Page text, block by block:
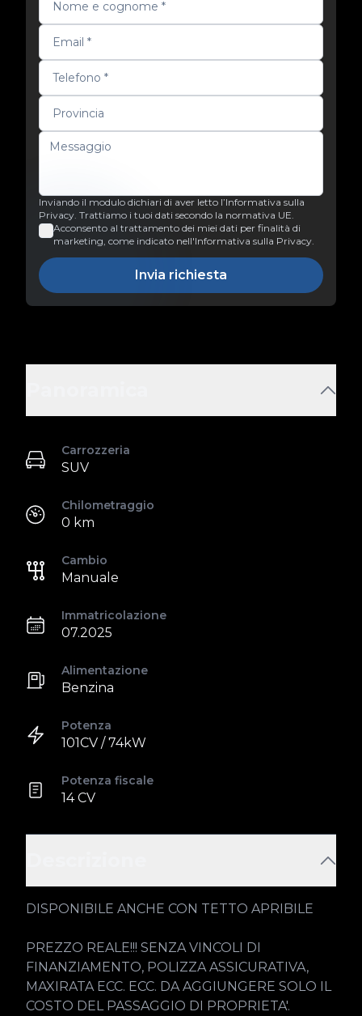
Inviando il modulo dichiari di aver letto l’Informativa sulla
Privacy. Trattiamo i tuoi dati secondo la normativa UE.
Acconsento al trattamento dei miei dati per finalità di
marketing, come indicato nell'Informativa sulla Privacy.
Invia richiesta
Carrozzeria
SUV
Chilometraggio
0 km
Cambio
Manuale
Immatricolazione
07.2025
Alimentazione
Benzina
Potenza
101CV / 74kW
Potenza fiscale
14 CV
DISPONIBILE ANCHE CON TETTO APRIBILE
PREZZO REALE!!! SENZA VINCOLI DI
FINANZIAMENTO, POLIZZA ASSICURATIVA,
MAXIRATA ECC. ECC. DA AGGIUNGERE SOLO IL
COSTO DEL PASSAGGIO DI PROPRIETA'.